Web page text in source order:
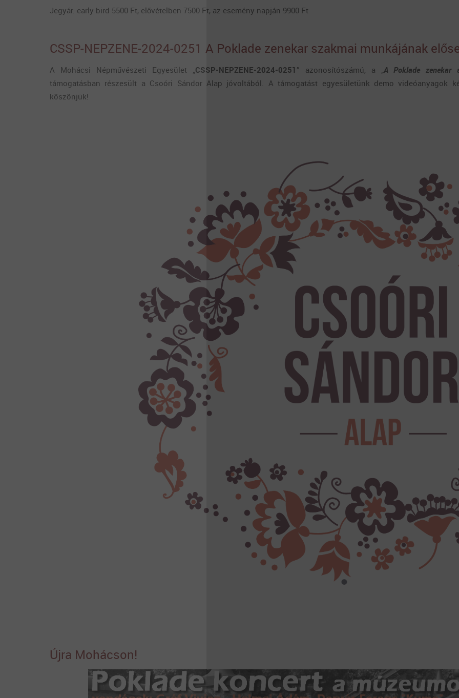
Jegyár: early bird 5500 Ft, elővételben 7500 Ft, az esemény napján 9900 Ft
CSSP-NEPZENE-2024-0251 A Poklade zenekar szakmai munkájának
A Mohácsi Népművészeti Egyesület „CSSP-NEPZENE-2024-0251 ” azonosítószámú, a „A Poklade zenekar
támogatásban részesült a Csoóri Sándor Alap jóvoltából. A támogatást egyesületünk demo videóanyagok
köszönjük!
Újra Mohácson!